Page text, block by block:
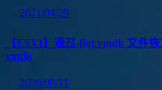
2021/04/29
【ESXI】通过-flat.vmdk 文件
vmdk
2020/08/11